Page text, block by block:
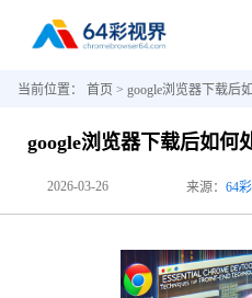
当前位置： 首页 > google浏览器下载后
google浏览器下载后如何
2026-03-26 来源： 64